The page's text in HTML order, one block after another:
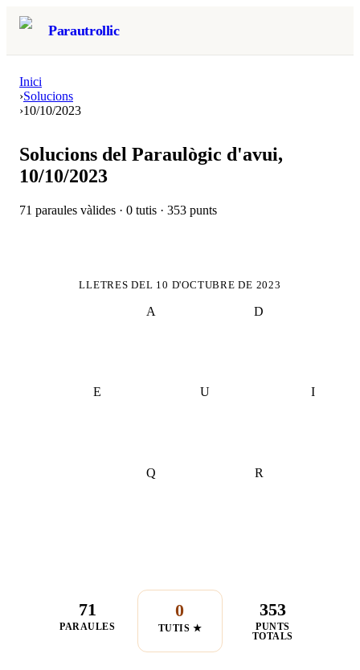
Parautrollic
Inici
›Solucions
›10/10/2023
Solucions del Paraulògic d'avui,
10/10/2023
71 paraules vàlides · 0 tutis · 353 punts
LLETRES DEL 10 D'OCTUBRE DE 2023
U
A D
E I
Q R
71
PARAULES
0
TUTIS ★
353
PUNTS
TOTALS